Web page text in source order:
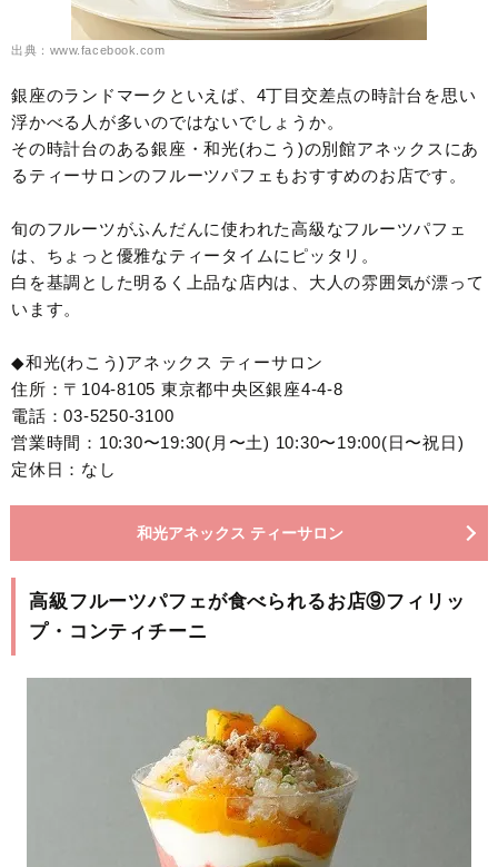
出典：www.facebook.com
銀座のランドマークといえば、4丁目交差点の時計台を思い
浮かべる人が多いのではないでしょうか。
その時計台のある銀座・和光(わこう)の別館アネックスにあ
るティーサロンのフルーツパフェもおすすめのお店です。
旬のフルーツがふんだんに使われた高級なフルーツパフェ
は、ちょっと優雅なティータイムにピッタリ。
白を基調とした明るく上品な店内は、大人の雰囲気が漂って
います。
◆和光(わこう)アネックス ティーサロン
住所：〒104-8105 東京都中央区銀座4-4-8
電話：03-5250-3100
営業時間：10:30〜19:30(月〜土) 10:30〜19:00(日〜祝日)
定休日：なし
和光アネックス ティーサロン
高級フルーツパフェが食べられるお店⑨フィリッ
プ・コンティチーニ